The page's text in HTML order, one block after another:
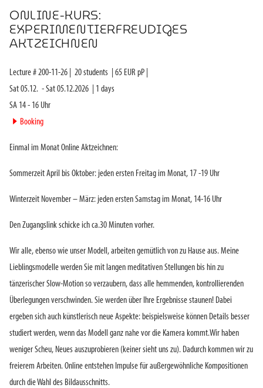
ONLINE-KURS:
EXPERIMENTIERFREUDIGES
AKTZEICHNEN
Lecture #200-11-26 20students 65 EUR pP |
Sat 05.12. -Sat 05.12.2026 1 days
SA 14 - 16 Uhr
► Booking
Einmal im Monat Online Aktzeichnen:
Sommerzeit April bis Oktober: jeden ersten Freitag im Monat, 17 -19 Uhr
Winterzeit November – März: jeden ersten Samstag im Monat, 14-16 Uhr
Den Zugangslink schicke ich ca.30 Minuten vorher.
Wir alle, ebenso wie unser Modell, arbeiten gemütlich von zu Hause aus. Meine
Lieblingsmodelle werden Sie mit langen meditativen Stellungen bis hin zu
tänzerischer Slow-Motion so verzaubern, dass alle hemmenden, kontrollierenden
Überlegungen verschwinden. Sie werden über Ihre Ergebnisse staunen! Dabei
ergeben sich auch künstlerisch neue Aspekte: beispielsweise können Details besser
studiert werden, wenn das Modell ganz nahe vor die Kamera kommt.Wir haben
weniger Scheu, Neues auszuprobieren (keiner sieht uns zu). Dadurch kommen wir zu
freierem Arbeiten. Online entstehen Impulse für außergewöhnliche Kompositionen
durch die Wahl des Bildausschnitts.